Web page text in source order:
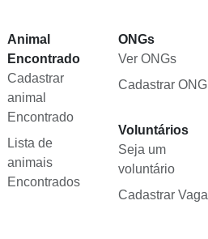
Animal
Encontrado
Cadastrar
animal
Encontrado
Lista de
animais
Encontrados
ONGs
Ver ONGs
Cadastrar ONG
Voluntários
Seja um
voluntário
Cadastrar Vaga